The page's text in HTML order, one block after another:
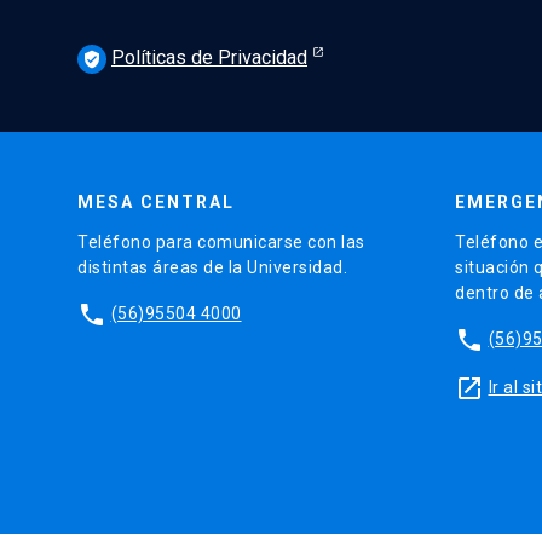
verified_user Políticas de Privacidad
MESA CENTRAL
Teléfono para comunicarse con las
distintas áreas de la Universidad.
phone (56)95504 4000
Teléfono
situación
dentro de
phone
launch Ir al